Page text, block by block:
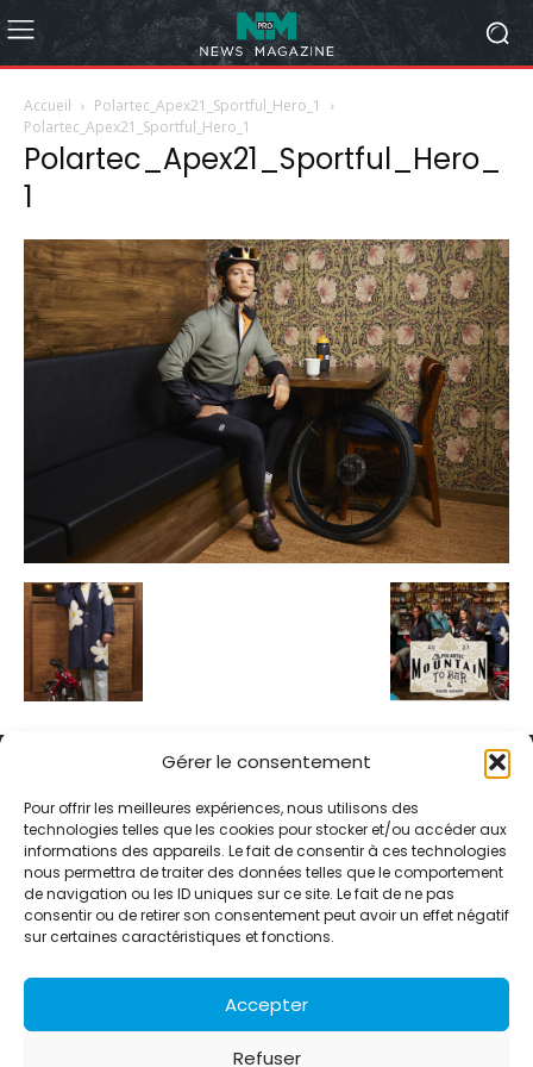
Gérer le consentement
Pour offrir les meilleures expériences, nous utilisons des
technologies telles que les cookies pour stocker et/ou accéder aux
informations des appareils. Le fait de consentir à ces technologies
nous permettra de traiter des données telles que le comportement
de navigation ou les ID uniques sur ce site. Le fait de ne pas
consentir ou de retirer son consentement peut avoir un effet négatif
sur certaines caractéristiques et fonctions.
Accepter
Refuser
Accueil
Polartec_Apex21_Sportful_Hero_1
Polartec_Apex21_Sportful_Hero_1
Polartec_Apex21_Sportful_Hero_
1
Alternative Média est une agence de relations presse et de
relations publiques basée à Grenoble. Depuis 1995, elle conçoit et
pilote des stratégies de visibilité en France et à l’international
grâce à un réseau d’agences partenaires.